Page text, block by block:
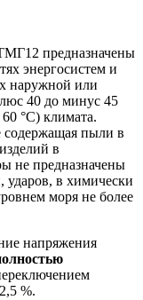
предназначены
энергосистем и
наружной или
40 до минус 45
°С) климата.
содержащая пыли в
в
не предназначены
ударов, в химически
моря не более
напряжения
%.